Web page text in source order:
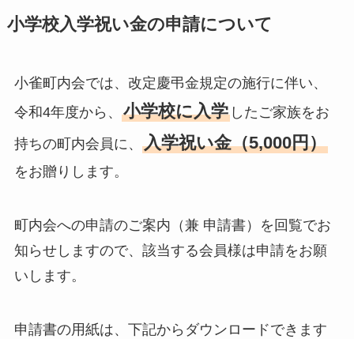
小学校入学祝い金の申請について
小雀町内会では、改定慶弔金規定の施行に伴い、
令和4年度から、 小学校に入学したご家族をお
持ちの町内会員に、 入学祝い金（5,000円）
をお贈りします。
町内会への申請のご案内（兼 申請書）を回覧でお
知らせしますので、該当する会員様は申請をお願
いします。
申請書の用紙は、下記からダウンロードできます